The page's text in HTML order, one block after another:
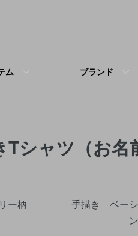
ム ブランド
シャツ（お名
ー柄
手描き ベーシ
ン